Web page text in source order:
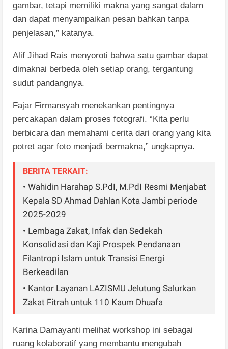
gambar, tetapi memiliki makna yang sangat dalam
dan dapat menyampaikan pesan bahkan tanpa
penjelasan,” katanya.
Alif Jihad Rais menyoroti bahwa satu gambar dapat
dimaknai berbeda oleh setiap orang, tergantung
sudut pandangnya.
Fajar Firmansyah menekankan pentingnya
percakapan dalam proses fotografi. “Kita perlu
berbicara dan memahami cerita dari orang yang kita
potret agar foto menjadi bermakna,” ungkapnya.
BERITA TERKAIT:
• Wahidin Harahap S.PdI, M.PdI Resmi Menjabat
Kepala SD Ahmad Dahlan Kota Jambi periode
2025-2029
• Lembaga Zakat, Infak dan Sedekah
Konsolidasi dan Kaji Prospek Pendanaan
Filantropi Islam untuk Transisi Energi
Berkeadilan
• Kantor Layanan LAZISMU Jelutung Salurkan
Zakat Fitrah untuk 110 Kaum Dhuafa
Karina Damayanti melihat workshop ini sebagai
ruang kolaboratif yang membantu mengubah